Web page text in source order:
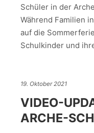
Schüler in der
Während Familien
auf die
Schulkinder und
19. Oktober 2021
VIDEO-
ARCHE-